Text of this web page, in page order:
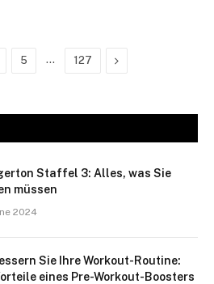
5 … 127 Next
Staffel 3: Alles, was Sie
müssen
2024
Sie Ihre Workout-Routine:
eines Pre-Workout-Boosters